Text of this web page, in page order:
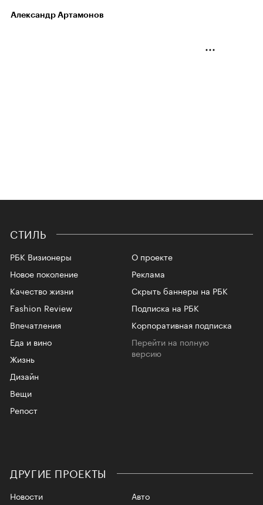
Александр Артамонов
СТИЛЬ
РБК Визионеры
Новое поколение
Качество жизни
Fashion Review
Впечатления
Еда и вино
Жизнь
Дизайн
Вещи
Репост
О проекте
Реклама
Скрыть баннеры на РБК
Подписка на РБК
Корпоративная подписка
Перейти на полную
версию
ДРУГИЕ ПРОЕКТЫ
Новости
Авто